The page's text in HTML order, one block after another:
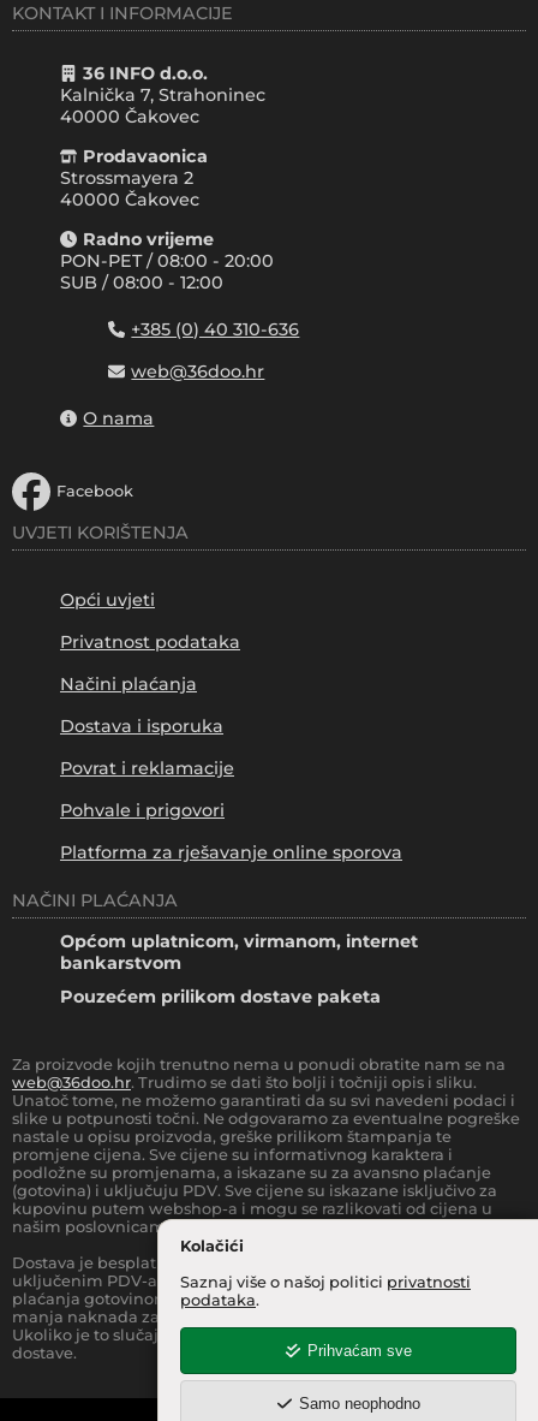
Kolačići
Saznaj više o našoj politici privatnosti
podataka.
Prihvaćam sve
Samo neophodno
KONTAKT I INFORMACIJE
36 INFO d.o.o.
Kalnička 7, Strahoninec
40000 Čakovec
Prodavaonica
Strossmayera 2
40000 Čakovec
Radno vrijeme
PON-PET / 08:00 - 20:00
SUB / 08:00 - 12:00
+385 (0) 40 310-636
web@36doo.hr
O nama
Facebook
UVJETI KORIŠTENJA
Opći uvjeti
Privatnost podataka
Načini plaćanja
Dostava i isporuka
Povrat i reklamacije
Pohvale i prigovori
Platforma za rješavanje online sporova
NAČINI PLAĆANJA
Općom uplatnicom, virmanom, internet
bankarstvom
Pouzećem prilikom dostave paketa
Za proizvode kojih trenutno nema u ponudi obratite nam se na
web@36doo.hr. Trudimo se dati što bolji i točniji opis i sliku.
Unatoč tome, ne možemo garantirati da su svi navedeni podaci i
slike u potpunosti točni. Ne odgovaramo za eventualne pogreške
nastale u opisu proizvoda, greške prilikom štampanja te
promjene cijena. Sve cijene su informativnog karaktera i
podložne su promjenama, a iskazane su za avansno plaćanje
(gotovina) i uključuju PDV. Sve cijene su iskazane isključivo za
kupovinu putem webshop-a i mogu se razlikovati od cijena u
našim poslovnicama.
Dostava je besplatna za sve narudžbe iznad
uključenim PDV-a) za Zonu 1 (cijela RH, osim otoka).Prilikom
plaćanja gotovinom pri dostavi robe na kućnu adresu, moguća je
manja naknada za rad sa gotovinom na strani dostavne službe.
Ukoliko je to slučaj, to je jasno označeno pri samom iznosu
dostave.